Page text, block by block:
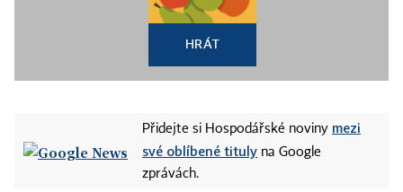
HRÁT
Přidejte si Hospodářské noviny mezi
své oblíbené tituly na Google
zprávách.